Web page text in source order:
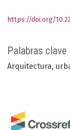
Palabras clave
Arquitectura
https://doi.org/